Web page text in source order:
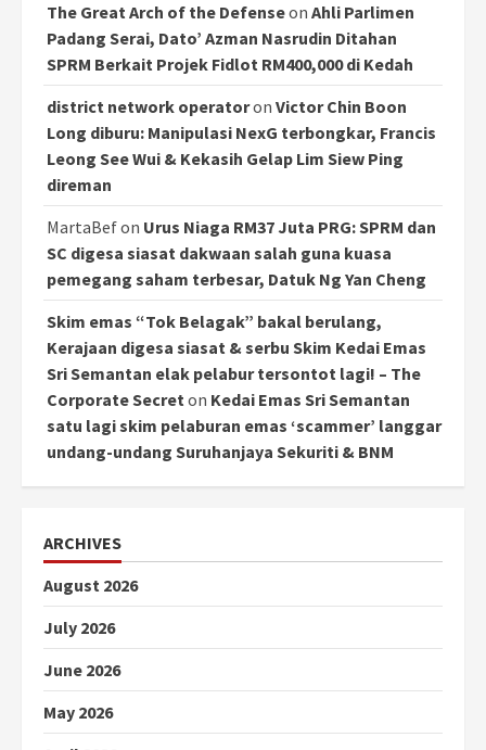
The Great Arch of the Defenseon Ahli Parlimen
Padang Serai, Dato’ Azman Nasrudin Ditahan
SPRM Berkait Projek Fidlot RM400,000 di Kedah
district network operatoron Victor Chin Boon
Long diburu: Manipulasi NexG terbongkar, Francis
Leong See Wui & Kekasih Gelap Lim Siew Ping
direman
MartaBefon Urus Niaga RM37 Juta PRG: SPRM dan
SC digesa siasat dakwaan salah guna kuasa
pemegang saham terbesar, Datuk Ng Yan Cheng
Skim emas “Tok Belagak” bakal berulang,
Kerajaan digesa siasat & serbu Skim Kedai Emas
Sri Semantan elak pelabur tersontot lagi! – The
Corporate Secreton Kedai Emas Sri Semantan
satu lagi skim pelaburan emas ‘scammer’ langgar
undang-undang Suruhanjaya Sekuriti & BNM
ARCHIVES
August 2026
July 2026
June 2026
May 2026